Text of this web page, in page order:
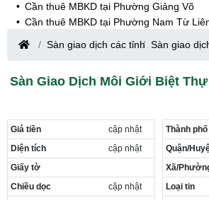
Cần thuê MBKD tại Phường Giảng Võ
Cần thuê MBKD tại Phường Nam Từ
Cần thuê MBKD tại Phường Cầu Giấy
Cần thuê MBKD tại Phường Thanh Xuân
Cần thuê MBKD tại Phường Hà Đông
Cần thuê MBKD tại Phường Yên Hòa
Cần thuê MBKD tại Phường Nghĩa Độ
Cần thuê MBKD tại Phường Phương Liệt
Cần thuê MBKD tại Phường Khương
Cần thuê MBKD tại Phường Yên Sở
Sàn giao dịch các tỉnh Sàn giao
Sàn Giao Dịch Môi Giới Biệt
Giá tiền
cập nhật
Diện tích
cập nhật
Giấy tờ
Chiều dọc
cập nhật
Thành phố
Quận/
Xã/
Loại tin